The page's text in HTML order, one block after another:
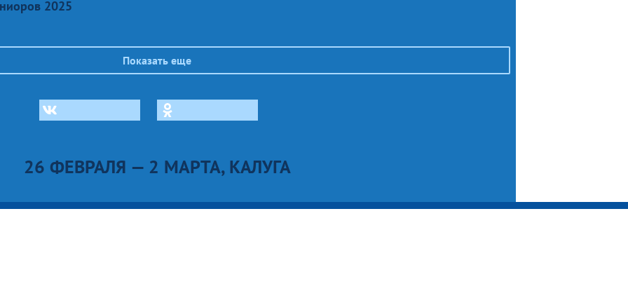
2025
Показать еще
26 ФЕВРАЛЯ — 2 МАРТА, КАЛУГА